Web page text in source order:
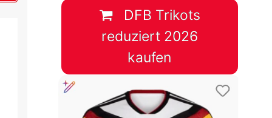
&
Tabelle
Tabelle
DFB Trikots
reduziert 2026
kaufen